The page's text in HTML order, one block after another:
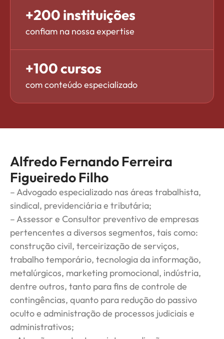
confiam na nossa expertise
+200 instituições
com conteúdo especializado
+100 cursos
Alfredo Fernando Ferreira
Figueiredo Filho
– Advogado especializado nas áreas trabalhista,
sindical, previdenciária e tributária;
– Assessor e Consultor preventivo de empresas
pertencentes a diversos segmentos, tais como:
construção civil, terceirização de serviços,
trabalho temporário, tecnologia da informação,
metalúrgicos, marketing promocional, indústria,
dentre outros, tanto para fins de controle de
contingências, quanto para redução do passivo
oculto e administração de processos judiciais e
administrativos;